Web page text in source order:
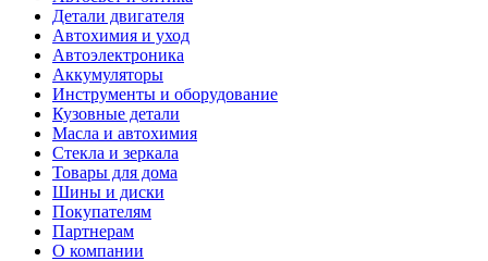
Детали двигателя
Автохимия и уход
Автоэлектроника
Аккумуляторы
Инструменты и оборудование
Кузовные детали
Масла и автохимия
Стекла и зеркала
Товары для дома
Шины и диски
Покупателям
Партнерам
О компании